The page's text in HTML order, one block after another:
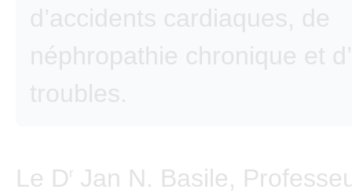
d’accidents cardiaques, de
néphropathie chronique et
troubles.
Le Dr Jan N. Basile,